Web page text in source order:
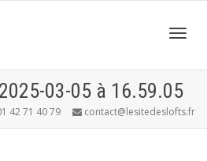
03-05 à 16.59.05
42 71 40 79 contact@lesitedeslofts.fr